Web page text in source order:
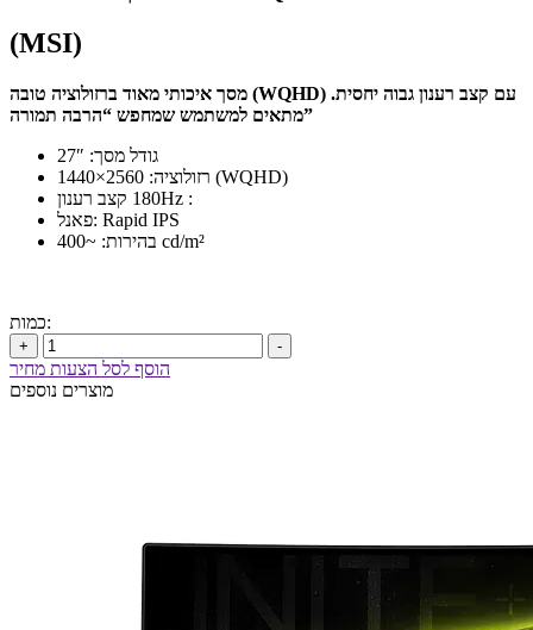
(MSI)
מסך איכותי מאוד ברזולוציה טובה (WQHD) עם קצב רענון גבוה יחסית.
מתאים למשתמש שמחפש “הרבה תמורה”
גודל מסך: 27″
רזולוציה: 2560×1440 (WQHD)
קצב רענון ‎180Hz :
פאנל: Rapid IPS
בהירות: ~400 cd/m²
כמות:
+ -
הוסף לסל הצעות מחיר
מוצרים נוספים